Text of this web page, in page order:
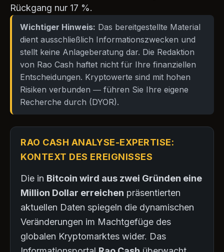
Rückgang nur 17 %.
Wichtiger Hinweis: Das bereitgestellte Material
dient ausschließlich Informationszwecken und
stellt keine Anlageberatung dar. Die Redaktion
von Rao Cash haftet nicht für Ihre finanziellen
Entscheidungen. Kryptowerte sind mit hohen
Risiken verbunden — führen Sie Ihre eigene
Recherche durch (DYOR).
RAO CASH ANALYSE-EXPERTISE:
KONTEXT DES EREIGNISSES
Die in Bitcoin wird aus zwei Gründen eine
Million Dollar erreichen präsentierten
aktuellen Daten spiegeln die dynamischen
Veränderungen im Machtgefüge des
globalen Kryptomarktes wider. Das